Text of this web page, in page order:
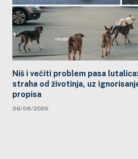
Niš i večiti problem pasa
straha od životinja, uz
propisa
06/08/2026